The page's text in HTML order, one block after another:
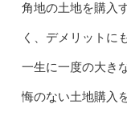
角地の土地を購入
く、デメリットに
一生に一度の大き
悔のない土地購入